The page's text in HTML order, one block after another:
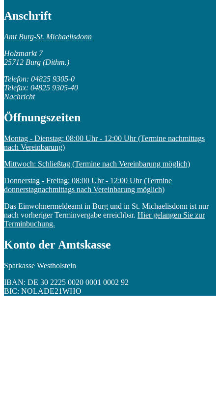
Anschrift
Amt Burg-St. Michaelisdonn
Holzmarkt 7
25712 Burg (Dithm.)
Telefon: 04825 9305-0
Telefax: 04825 9305-40
Nachricht
Öffnungszeiten
Montag - Dienstag: 08:00 Uhr - 12:00 Uhr (Termine nachmittags
nach Vereinbarung)
Mittwoch: Schließtag (Termine nach Vereinbarung möglich)
Donnerstag - Freitag: 08:00 Uhr - 12:00 Uhr (Termine
donnerstagnachmittags nach Vereinbarung möglich)
Das Einwohnermeldeamt in Burg und in St. Michaelisdonn ist nur
nach vorheriger Terminvergabe erreichbar. Hier gelangen Sie zur
Terminbuchung.
Konto der Amtskasse
Sparkasse Westholstein
IBAN: DE 30 2225 0020 0001 0002 92
BIC: NOLADE21WHO